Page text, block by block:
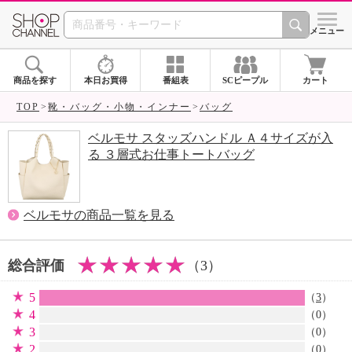
SHOP CHANNEL シメニュー
商品を探す 本日お買得 番組表 SCピープル カート
TOP 靴・バッグ・小物・インナー バッグ
ベルモサ スタッズハンドル Ａ４サイズが入
る ３層式お仕事トートバッグ
ベルモサの商品一覧を見る
総合評価 （3）
5 （3）
4 （0）
3 （0）
2 （0）